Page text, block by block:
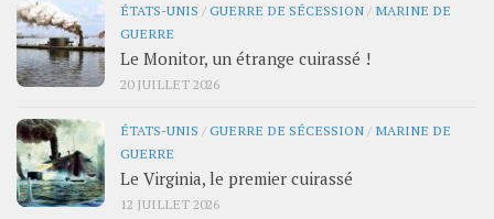
ÉTATS-UNIS /GUERRE DE SÉCESSION / MARINE DE
GUERRE
Le Monitor, un étrange cuirassé !
20 JUILLET 2026
ÉTATS-UNIS /GUERRE DE SÉCESSION / MARINE DE
GUERRE
Le Virginia, le premier cuirassé
12 JUILLET 2026